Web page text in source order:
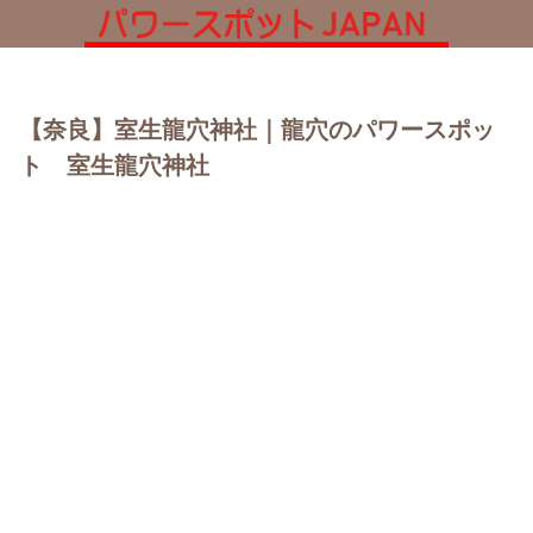
【奈良】室生龍穴神社｜龍穴のパワースポッ
ト 室生龍穴神社